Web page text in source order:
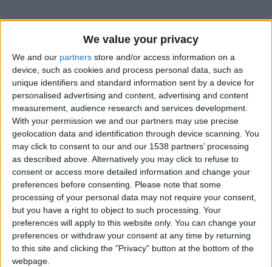
We value your privacy
We and our partners store and/or access information on a
device, such as cookies and process personal data, such as
unique identifiers and standard information sent by a device for
personalised advertising and content, advertising and content
measurement, audience research and services development.
With your permission we and our partners may use precise
geolocation data and identification through device scanning. You
may click to consent to our and our 1538 partners’ processing
as described above. Alternatively you may click to refuse to
consent or access more detailed information and change your
preferences before consenting.
Please note that some
processing of your personal data may not require your consent,
but you have a right to object to such processing. Your
preferences will apply to this website only. You can change your
preferences or withdraw your consent at any time by returning
to this site and clicking the "Privacy" button at the bottom of the
webpage.
La fin de saison approche pour les clubs et la planète football
va bientôt se mettre à l’heure de l’Amérique pour la prochaine
Coupe du monde. D’ici quelques jours, les premières listes
tomberont, comme celle de Didier Deschamps pour l’équipe
de France, qui sera dévoilée jeudi soir. Du côté du Brésil, en
attendant la sélection définitive de 26 noms de Carlo
Ancelotti, une préliste de 55 joueurs a été révélée, parmi
lesquels Caio Henrique.
Malgré une blessure aux ischios qui l’a écarté des terrains
pendant deux mois, ce qui lui a fait manquer le dernier
rassemblement en mars, et une gêne au mollet droit qui l’a
contraint à déclarer forfait pour la réception de Lille, le latéral